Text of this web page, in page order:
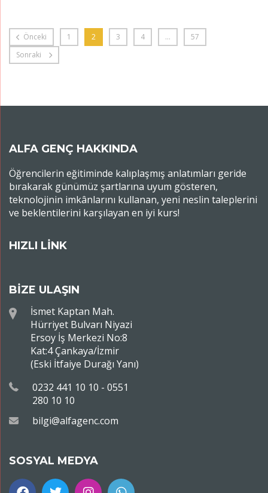
Önceki 1 2 3 4 …
57
Sonraki
ALFA GENÇ HAKKINDA
Öğrencilerin eğitiminde kalıplaşmış anlatımları geride
bırakarak günümüz şartlarına uyum gösteren,
teknolojinin imkânlarını kullanan, yeni neslin taleplerini
ve beklentilerini karşılayan en iyi kurs!
HIZLI LİNK
BİZE ULAŞIN
İsmet Kaptan Mah.
Hürriyet Bulvarı Niyazi
Ersoy İş Merkezi No:8
Kat:4 Çankaya/İzmir
(Eski İtfaiye Durağı Yanı)
0232 441 10 10 - 0551
280 10 10
bilgi@alfagenc.com
SOSYAL MEDYA